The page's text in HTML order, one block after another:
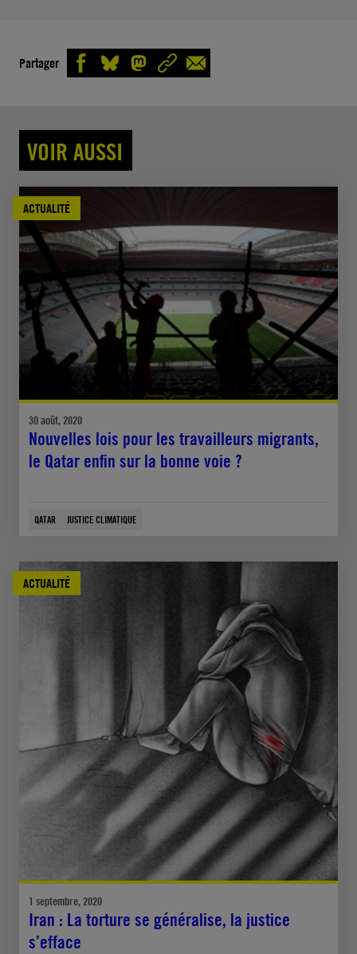
Partager
VOIR AUSSI
ACTUALITÉ
30 août, 2020
Nouvelles lois pour les travailleurs migrants,
le Qatar enfin sur la bonne voie ?
QATAR JUSTICE CLIMATIQUE
ACTUALITÉ
1 septembre, 2020
Iran : La torture se généralise, la justice
s’efface